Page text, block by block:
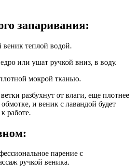
запаривания:
теплой водой.
или ушат ручкой вниз, в воду.
мокрой тканью.
разбухнут от влаги, еще плотнее
и веник с лавандой будет
работе.
парение с
ручкой веника.